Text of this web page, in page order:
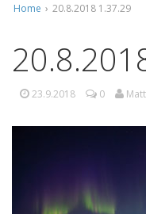
Home › 20.8.2018 1.37.29
23.9.2018 0